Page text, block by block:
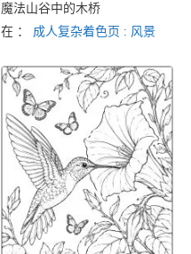
魔法山谷中的木桥
在 ： 成人复杂着色页 : 风景